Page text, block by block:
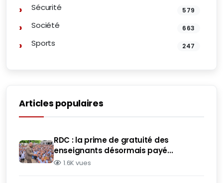
Sécurité 579
Société 663
Sports 247
Articles populaires
RDC : la prime de gratuité des
enseignants désormais payé...
1.6K vues